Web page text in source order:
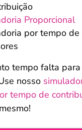
Proporcional
por tempo de
tempo falta para
nosso
tempo de